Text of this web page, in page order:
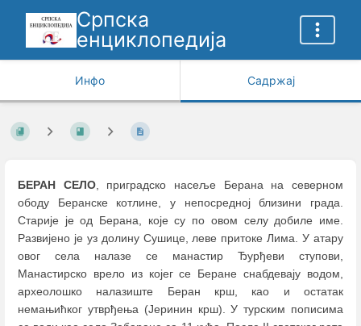
Српска
енциклопедија
Инфо Садржај
БЕРАН СЕЛО, приградско насеље Берана на северном
ободу Беранске котлине, у непосредној близини града.
Старије је од Берана, које су по овом селу добиле име.
Развијено је уз долину Сушице, леве притоке Лима. У атару
овог села налазе се манастир Ђурђеви ступови,
Манастирско врело из којег се Беране снабдевају водом,
археолошко налазиште Беран крш, као и остатак
немањићког утврђења (Јеринин крш). У турским пописима